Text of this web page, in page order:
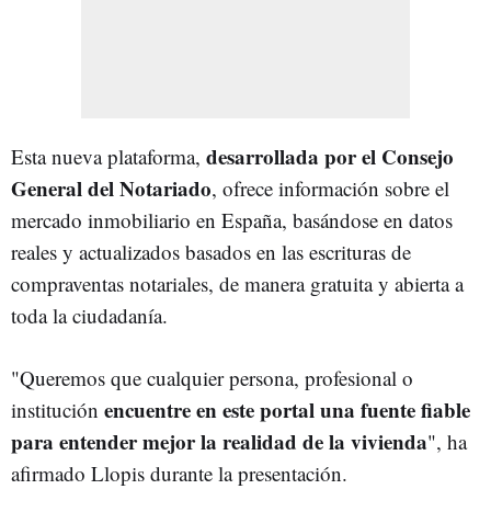
Esta nueva plataforma, desarrollada por el Consejo
General del Notariado, ofrece información sobre el
mercado inmobiliario en España, basándose en datos
reales y actualizados basados en las escrituras de
compraventas notariales, de manera gratuita y abierta a
toda la ciudadanía.
"Queremos que cualquier persona, profesional o
institución encuentre en este portal una fuente fiable
para entender mejor la realidad de la vivienda", ha
afirmado Llopis durante la presentación.